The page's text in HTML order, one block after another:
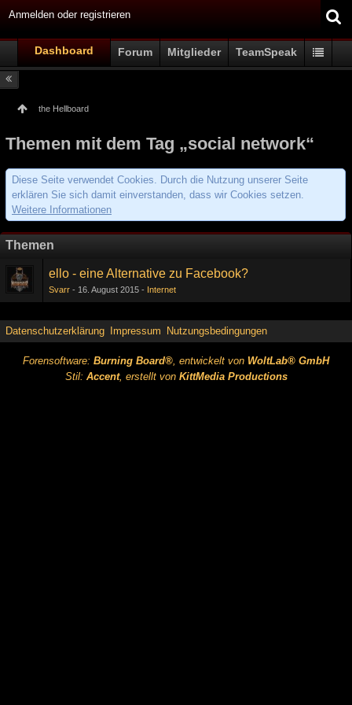
Anmelden oder registrieren
Dashboard Forum Mitglieder TeamSpeak
the Hellboard
Themen mit dem Tag „social network“
Diese Seite verwendet Cookies. Durch die Nutzung unserer Seite
erklären Sie sich damit einverstanden, dass wir Cookies setzen.
Weitere Informationen
Themen
ello - eine Alternative zu Facebook?
Svarr 16. August 2015 Internet
Datenschutzerklärung Impressum Nutzungsbedingungen
Forensoftware: Burning Board®, entwickelt von WoltLab® GmbH
Stil: Accent, erstellt von KittMedia Productions